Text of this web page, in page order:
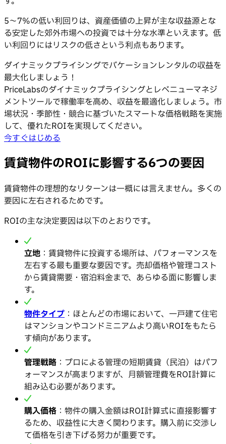
5〜7%の低い利回りは、資産価値の上昇が主な収益源とな
る安定した郊外市場への投資では十分な水準といえます。低
い利回りにはリスクの低さという利点もあります。
ダイナミックプライシングでバケーションレンタルの収益を
最大化しましょう！
PriceLabsのダイナミックプライシングとレベニューマネジ
メントツールで稼働率を高め、収益を最適化しましょう。市
場状況・季節性・競合に基づいたスマートな価格戦略を実施
して、優れたROIを実現してください。
今すぐはじめる
賃貸物件のROIに影響する6つの要因
賃貸物件の理想的なリターンは一概には言えません。多くの
要因に左右されるためです。
ROIの主な決定要因は以下のとおりです。
立地 ：賃貸物件に投資する場所は、パフォーマンスを
左右する最も重要な要因です。売却価格や管理コスト
から賃貸需要・宿泊料金まで、あらゆる面に影響しま
す。
物件タイプ ：ほとんどの市場において、一戸建て住宅
はマンションやコンドミニアムより高いROIをもたら
す傾向があります。
管理戦略 ：プロによる管理の短期賃貸（民泊）はパフ
ォーマンスが高まりますが、月額管理費をROI計算に
組み込む必要があります。
購入価格 ：物件の購入金額はROI計算式に直接影響す
るため、収益性に大きく関わります。購入前に交渉し
て価格を引き下げる努力が重要です。